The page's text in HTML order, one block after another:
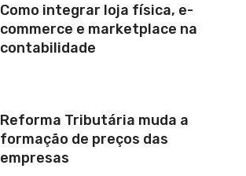
Como integrar loja física, e-
commerce e marketplace na
contabilidade
Reforma Tributária muda a
formação de preços das
empresas